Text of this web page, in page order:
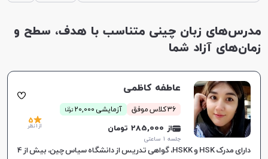
مدرس‌های زبان چینی متناسب با هدف، سطح و
زمان‌های آزاد شما
عاطفه کاظمی
36 کلاس موفق آزمایشی 20,000 توما
ن
از 285,000 تومان
جلسه ۱ ساعتی
5
از 1 نظر
دارای مدرک HSK و HSKK، گواهی تدریس از دانشگاه سیاس چین، بیش از 4